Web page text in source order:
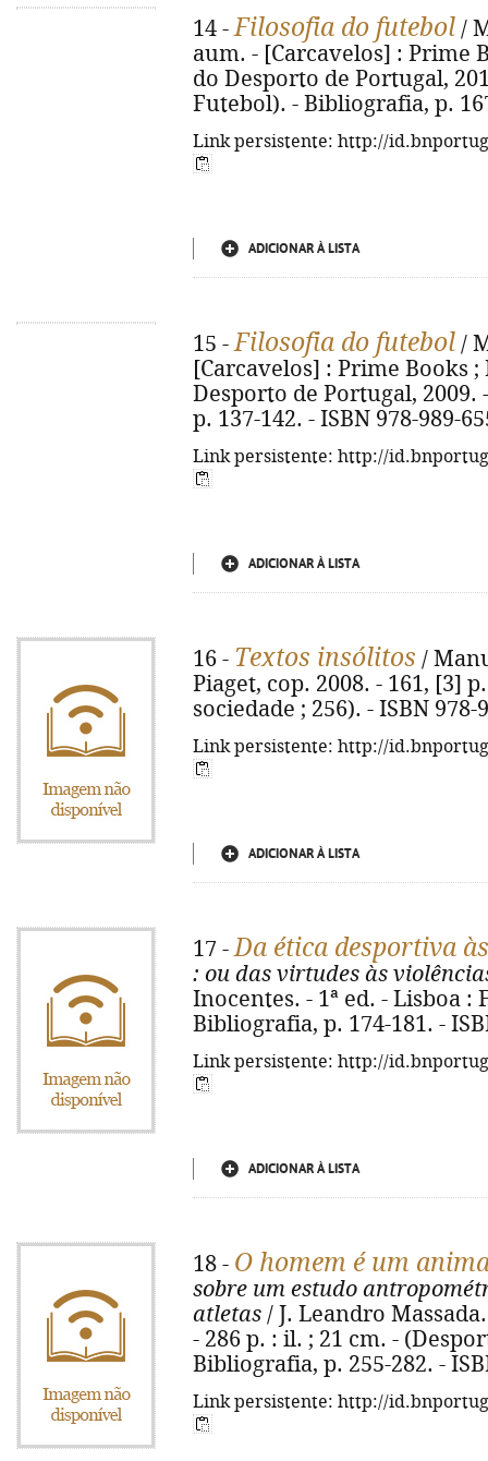
14 -Filosofia do futebol /
aum. - [Carcavelos] : Prime
do Desporto de Portugal,
Futebol). - Bibliografia, p.
Link persistente: http://
ADICIONAR À LISTA
15 -Filosofia do futebol /
[Carcavelos] : Prime Books
Desporto de Portugal, 2009.
p. 137-142. - ISBN 978-989-
Link persistente: http://
ADICIONAR À LISTA
16 - Textos insólitos /
Piaget, cop. 2008. - 161, [3]
sociedade ; 256). - ISBN 978-
Link persistente: http://
ADICIONAR À LISTA
17 -Da ética desportiva
: ou das virtudes às
Inocentes. - 1ª ed. - Lisboa :
Bibliografia, p. 174-181. -
Link persistente: http://
ADICIONAR À LISTA
18 - O homem é um
sobre um estudo
atletas / J. Leandro
- 286 p. : il. ; 21 cm. -
Bibliografia, p. 255-282. -
Link persistente: http://